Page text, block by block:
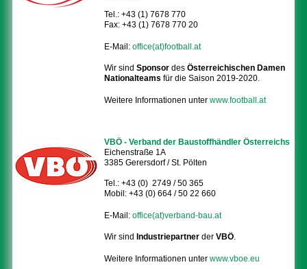
Tel.: +43 (1) 7678 770
Fax: +43 (1) 7678 770 20
E-Mail:office(at)football.at
Wir sindSponsor desÖsterreichischen Damen
Nationalteams für die Saison 2019-2020.
Weitere Informationen unterwww.football.at
VBÖ - Verband der Baustoffhändler Österreichs
Eichenstraße 1A
3385 Gerersdorf / St. Pölten
Tel.: +43 (0) 2749 / 50 365
Mobil: +43 (0) 664 / 50 22 660
E-Mail:office(at)verband-bau.at
Wir sind IndustriepartnerderVBÖ.
Weitere Informationen unterwww.vboe.eu